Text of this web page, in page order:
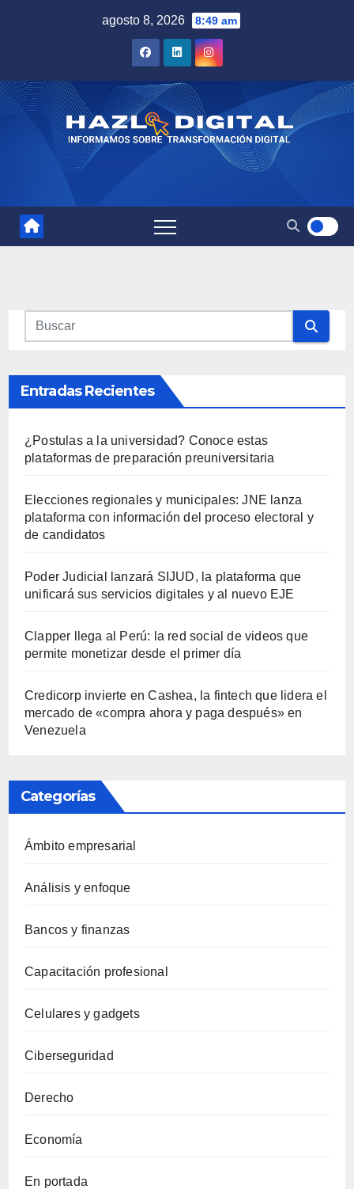
agosto 8, 2026 8:49 am
Entradas Recientes
¿Postulas a la universidad? Conoce estas
plataformas de preparación preuniversitaria
Elecciones regionales y municipales: JNE lanza
plataforma con información del proceso electoral y
de candidatos
Poder Judicial lanzará SIJUD, la plataforma que
unificará sus servicios digitales y al nuevo EJE
Clapper llega al Perú: la red social de videos que
permite monetizar desde el primer día
Credicorp invierte en Cashea, la fintech que lidera el
mercado de «compra ahora y paga después» en
Venezuela
Categorías
Ámbito empresarial
Análisis y enfoque
Bancos y finanzas
Capacitación profesional
Celulares y gadgets
Ciberseguridad
Derecho
Economía
En portada